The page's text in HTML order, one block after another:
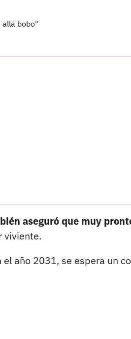
allá bobo"
aseguró que muy
viviente.
año 2031, se espera un